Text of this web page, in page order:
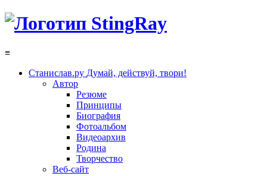
≡
Станислав.ру Думай, действуй, твори!
Автор
Резюме
Принципы
Биография
Фотоальбом
Видеоархив
Родина
Творчество
Веб-сайт